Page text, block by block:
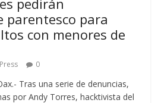
parentesco para
con menores de
0
Tras una serie de denuncias,
por Andy Torres, hacktivista del